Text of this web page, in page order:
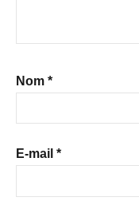
Nom *
E-mail *